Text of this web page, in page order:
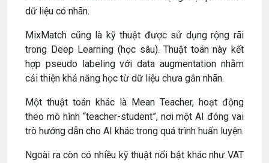
dữ liệu có nhãn.
MixMatch cũng là kỹ thuật được sử dụng rộng rãi
trong Deep Learning (học sâu). Thuật toán này kết
hợp pseudo labeling với data augmentation nhằm
cải thiện khả năng học từ dữ liệu chưa gắn nhãn.
Một thuật toán khác là Mean Teacher, hoạt động
theo mô hình “teacher-student”, nơi một AI đóng vai
trò hướng dẫn cho AI khác trong quá trình huấn luyện.
Ngoài ra còn có nhiều kỹ thuật nổi bật khác như VAT